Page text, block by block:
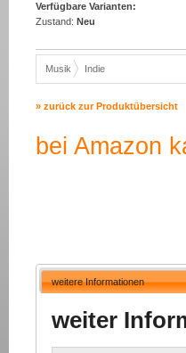
Verfügbare Varianten:
Zustand: Neu
Musik Indie
» zurück zur Produktübersicht
bei Amazon
weitere Informationen
weiter